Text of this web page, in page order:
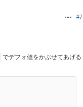
操作#7
でデフォ値をかぶせてあげる